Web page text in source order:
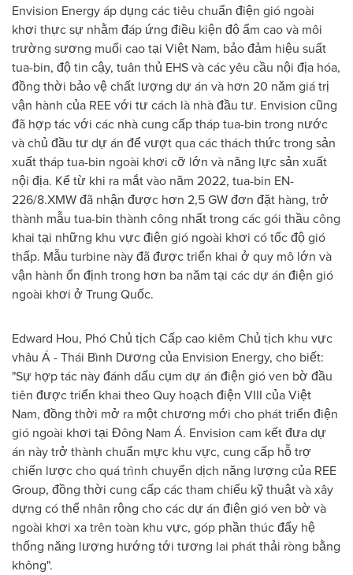
Envision Energy áp dụng các tiêu chuẩn điện gió ngoài
khơi thực sự nhằm đáp ứng điều kiện độ ẩm cao và môi
trường sương muối cao tại Việt Nam, bảo đảm hiệu suất
tua-bin, độ tin cậy, tuân thủ EHS và các yêu cầu nội địa hóa,
đồng thời bảo vệ chất lượng dự án và hơn 20 năm giá trị
vận hành của REE với tư cách là nhà đầu tư. Envision cũng
đã hợp tác với các nhà cung cấp tháp tua-bin trong nước
và chủ đầu tư dự án để vượt qua các thách thức trong sản
xuất tháp tua-bin ngoài khơi cỡ lớn và năng lực sản xuất
nội địa. Kể từ khi ra mắt vào năm 2022, tua-bin EN-
226/8.XMW đã nhận được hơn 2,5 GW đơn đặt hàng, trở
thành mẫu tua-bin thành công nhất trong các gói thầu công
khai tại những khu vực điện gió ngoài khơi có tốc độ gió
thấp. Mẫu turbine này đã được triển khai ở quy mô lớn và
vận hành ổn định trong hơn ba năm tại các dự án điện gió
ngoài khơi ở Trung Quốc.
Edward Hou, Phó Chủ tịch Cấp cao kiêm Chủ tịch khu vực
vhâu Á - Thái Bình Dương của Envision Energy, cho biết:
"Sự hợp tác này đánh dấu cụm dự án điện gió ven bờ đầu
tiên được triển khai theo Quy hoạch điện VIII của Việt
Nam, đồng thời mở ra một chương mới cho phát triển điện
gió ngoài khơi tại Đông Nam Á. Envision cam kết đưa dự
án này trở thành chuẩn mực khu vực, cung cấp hỗ trợ
chiến lược cho quá trình chuyển dịch năng lượng của REE
Group, đồng thời cung cấp các tham chiếu kỹ thuật và xây
dựng có thể nhân rộng cho các dự án điện gió ven bờ và
ngoài khơi xa trên toàn khu vực, góp phần thúc đẩy hệ
thống năng lượng hướng tới tương lai phát thải ròng bằng
không".